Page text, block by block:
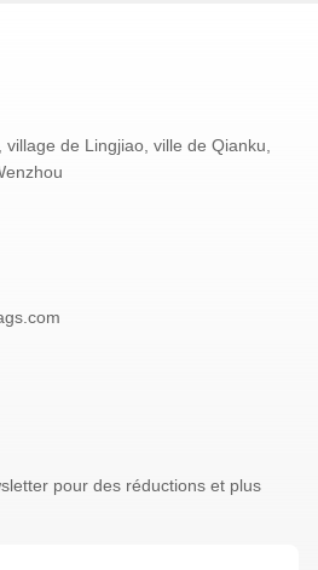
de Lingjiao, ville de Qianku,
pour des réductions et plus